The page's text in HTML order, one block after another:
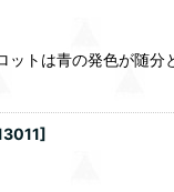
トは青の発色が随
]